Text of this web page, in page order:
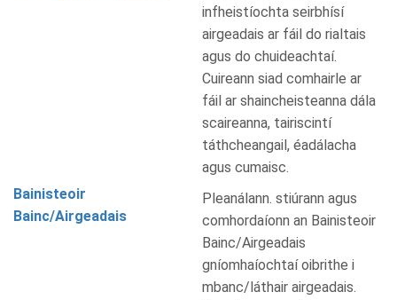
infheistíochta seirbhísí
airgeadais ar fáil do rialtais
agus do chuideachtaí.
Cuireann siad comhairle ar
fáil ar shaincheisteanna dála
scaireanna, tairiscintí
táthcheangail, éadálacha
agus cumaisc.
Bainisteoir
Bainc/Airgeadais
Pleanálann. stiúrann agus
comhordaíonn an Bainisteoir
Bainc/Airgeadais
gníomhaíochtaí oibrithe i
mbanc/láthair airgeadais.